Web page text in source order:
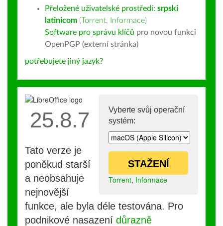
Přeložené uživatelské prostředí: srpski
latinicom (Torrent, Informace)
Software pro správu klíčů pro novou funkci
OpenPGP (externí stránka)
potřebujete jiný jazyk?
Vyberte svůj operační
systém:
STAŽENÍ
Torrent, Informace
25.8.7
Tato verze je
poněkud starší
a neobsahuje
nejnovější
funkce, ale byla déle testována. Pro
podnikové nasazení důrazně